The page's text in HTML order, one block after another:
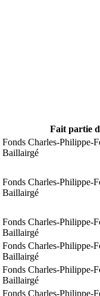
Fait partie
Fonds Charles-Philippe-
Baillairgé
Fonds Charles-Philippe-
Baillairgé
Fonds Charles-Philippe-
Baillairgé
Fonds Charles-Philippe-
Baillairgé
Fonds Charles-Philippe-
Baillairgé
Fonds Charles-Philippe-